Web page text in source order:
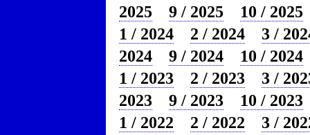
2025
9 / 2025
10 / 2025
1 / 2024
2 / 2024
3 /
2024
9 / 2024
10 / 2024
1 / 2023
2 / 2023
3 /
2023
9 / 2023
10 / 2023
1 / 2022
2 / 2022
3 /